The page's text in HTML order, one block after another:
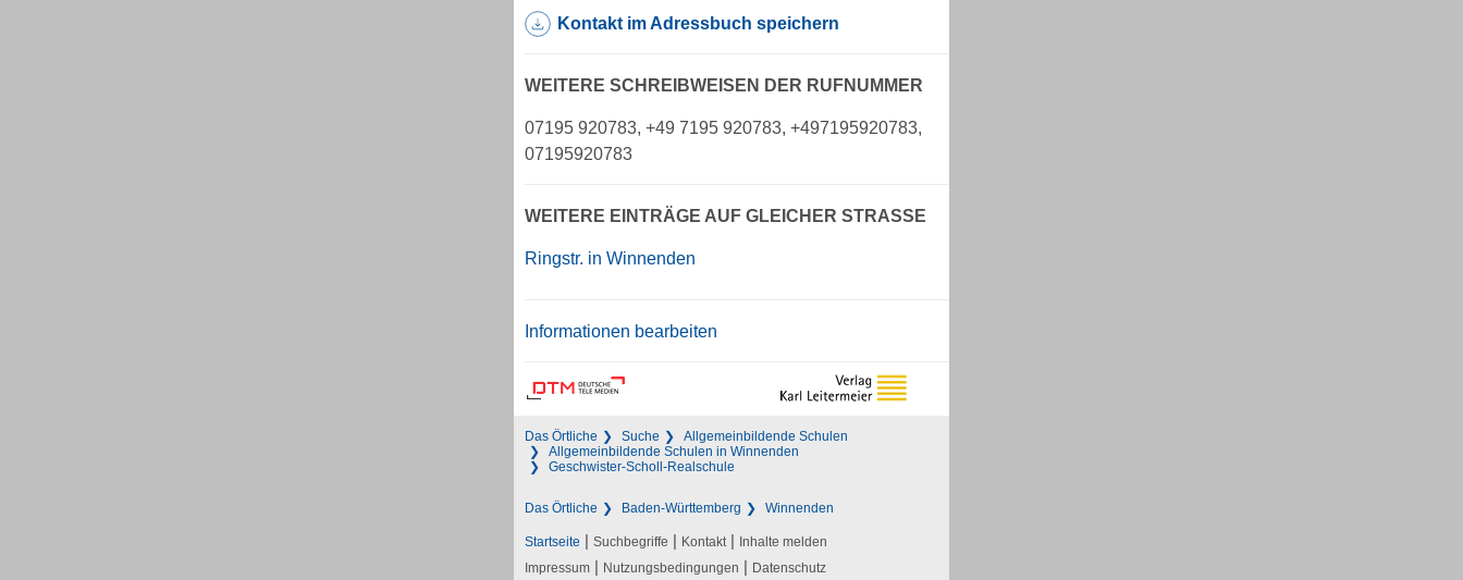
Kontakt im Adressbuch speichern
WEITERE SCHREIBWEISEN DER RUFNUMMER
07195 920783, +49 7195 920783, +497195920783,
07195920783
WEITERE EINTRÄGE AUF GLEICHER STRASSE
Ringstr. in Winnenden
Informationen bearbeiten
Das Örtliche Suche
Allgemeinbildende Schulen
Allgemeinbildende Schulen in Winnenden
Geschwister-Scholl-Realschule
Das Örtliche Baden-Württemberg Winnenden
Startseite | Suchbegriffe | Kontakt | Inhalte melden
Impressum | Nutzungsbedingungen | Datenschutz